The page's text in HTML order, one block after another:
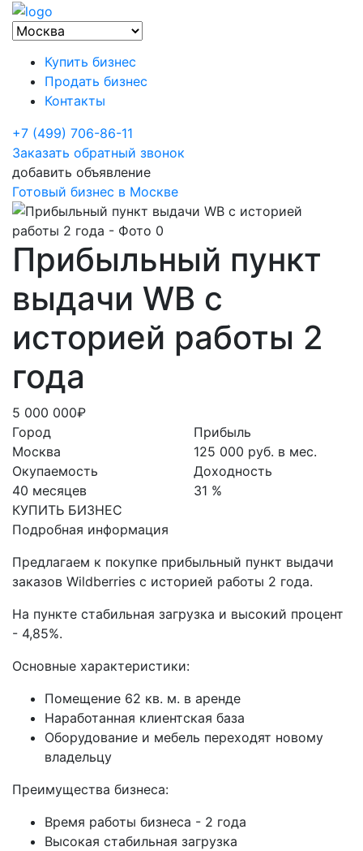
Купить бизнес
Продать бизнес
Контакты
+7 (499) 706-86-11
Заказать обратный звонок
добавить объявление
Готовый бизнес в Москве
Прибыльный пункт
выдачи WB c
историей работы 2
года
5 000 000₽
Город
Москва
Окупаемость
40 месяцев
КУПИТЬ БИЗНЕС
Прибыль
125 000 руб. в мес.
Доходность
31 %
Подробная информация
Предлагаем к покупке прибыльный пункт выдачи
заказов Wildberries с историей работы 2 года.
На пункте стабильная загрузка и высокий процент
- 4,85%.
Основные характеристики:
Помещение 62 кв. м. в аренде
Наработанная клиентская база
Оборудование и мебель переходят новому
владельцу
Преимущества бизнеса:
Время работы бизнеса - 2 года
Высокая стабильная загрузка